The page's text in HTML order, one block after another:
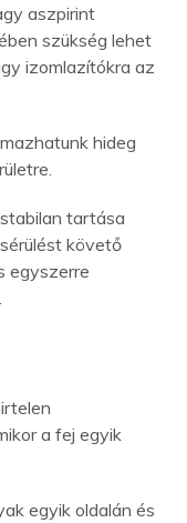
aszpirint
szükség lehet
izomlazítókra az
hideg
tartása
követő
egyszerre
a fej egyik
egyik oldalán és